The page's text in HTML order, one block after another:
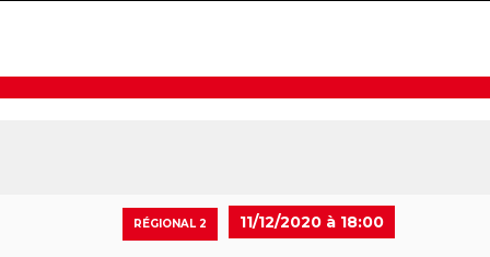
RÉGIONAL 2 11/12/2020 à 18:00